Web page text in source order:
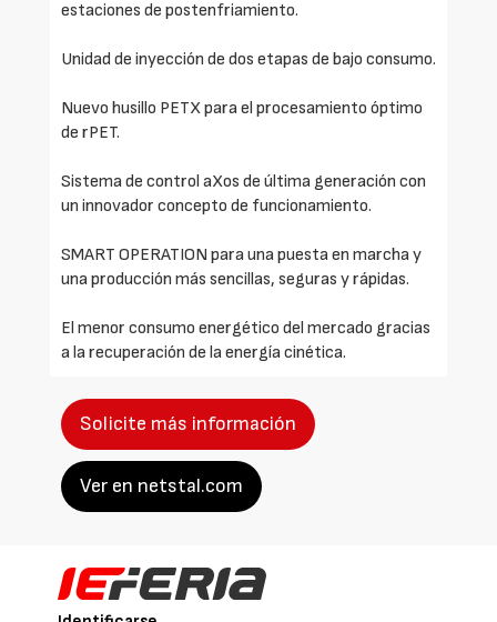
estaciones de postenfriamiento.
Unidad de inyección de dos etapas de bajo consumo.
Nuevo husillo PETX para el procesamiento óptimo
de rPET.
Sistema de control aXos de última generación con
un innovador concepto de funcionamiento.
SMART OPERATION para una puesta en marcha y
una producción más sencillas, seguras y rápidas.
El menor consumo energético del mercado gracias
a la recuperación de la energía cinética.
Solicite más información
Ver en netstal.com